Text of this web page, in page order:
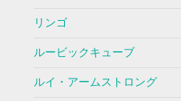
リンゴ
ルービックキューブ
ルイ・アームストロング